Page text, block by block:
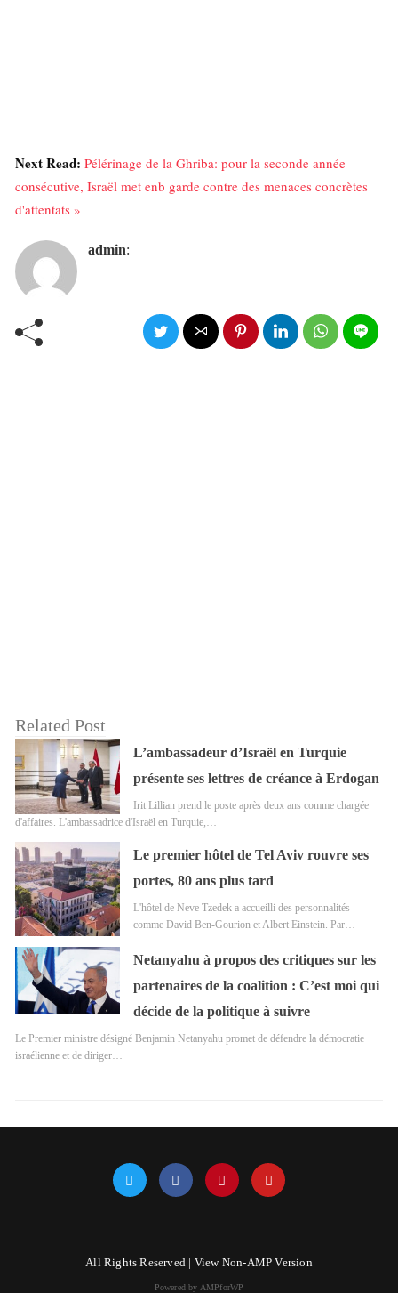
Next Read: Pélérinage de la Ghriba: pour la seconde année
consécutive, Israël met enb garde contre des menaces concrètes
d'attentats »
admin:
Related Post
L’ambassadeur d’Israël en Turquie
présente ses lettres de créance à Erdogan
Irit Lillian prend le poste après deux ans comme chargée
d'affaires. L'ambassadrice d'Israël en Turquie,…
Le premier hôtel de Tel Aviv rouvre ses
portes, 80 ans plus tard
L'hôtel de Neve Tzedek a accueilli des personnalités
comme David Ben-Gourion et Albert Einstein. Par…
Netanyahu à propos des critiques sur les
partenaires de la coalition : C’est moi qui
décide de la politique à suivre
Le Premier ministre désigné Benjamin Netanyahu promet de défendre la démocratie
israélienne et de diriger…
All Rights Reserved | View Non-AMP Version
Powered by AMPforWP